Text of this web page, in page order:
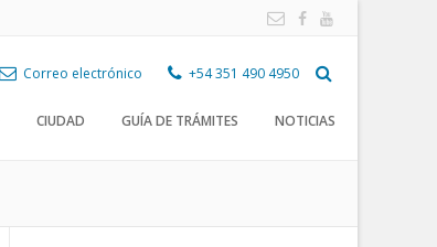
Correo electrónico +54 351 490 4950
CIUDAD GUÍA DE TRÁMITES NOTICIAS